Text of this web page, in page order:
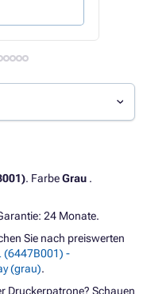
. FarbeGrau .
24 Monate.
Sie nach preiswerten
(6447B001) -
(grau).
Druckerpatrone? Schauen